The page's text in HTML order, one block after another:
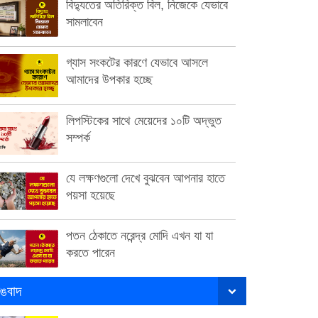
বিদ্যুতের অতিরিক্ত বিল, নিজেকে যেভাবে
সামলাবেন
গ্যাস সংকটের কারণে যেভাবে আসলে
আমাদের উপকার হচ্ছে
লিপস্টিকের সাথে মেয়েদের ১০টি অদ্ভুত
সম্পর্ক
যে লক্ষণগুলো দেখে বুঝবেন আপনার হাতে
পয়সা হয়েছে
পতন ঠেকাতে নরেন্দ্র মোদি এখন যা যা
করতে পারেন